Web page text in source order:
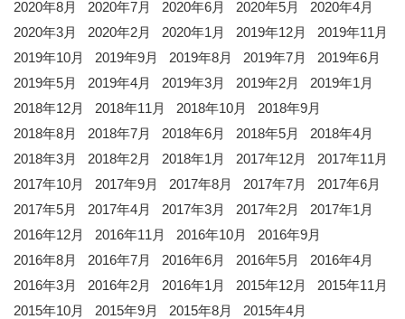
2020年8月
2020年7月 2020年6月 2020年5月
2020年4月
2020年3月
2020年2月 2020年1月 2019年12月
2019年11月
2019年10月
2019年9月 2019年8月 2019年7月
2019年6月
2019年5月
2019年4月 2019年3月 2019年2月
2019年1月
2018年12月
2018年11月 2018年10月
2018年9月
2018年8月
2018年7月 2018年6月 2018年5月
2018年4月
2018年3月
2018年2月 2018年1月 2017年12月
2017年11月
2017年10月
2017年9月 2017年8月 2017年7月
2017年6月
2017年5月
2017年4月 2017年3月 2017年2月
2017年1月
2016年12月
2016年11月 2016年10月
2016年9月
2016年8月
2016年7月 2016年6月 2016年5月
2016年4月
2016年3月
2016年2月 2016年1月 2015年12月
2015年11月
2015年10月
2015年9月 2015年8月 2015年4月